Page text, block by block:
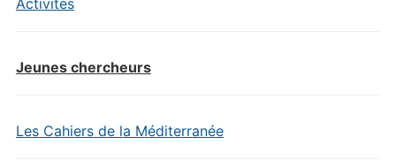
Activités
Jeunes chercheurs
Les Cahiers de la Méditerranée